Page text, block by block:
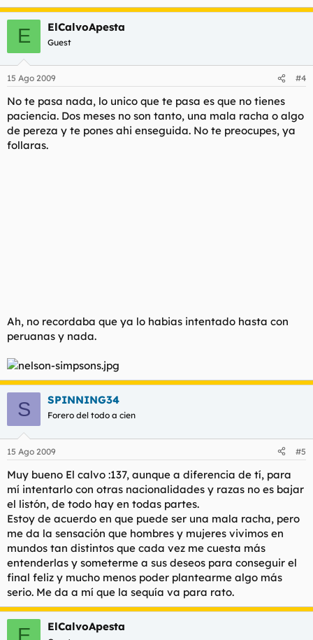
E ElCalvoApesta
Guest
15 Ago 2009 #4
No te pasa nada, lo unico que te pasa es que no tienes
paciencia. Dos meses no son tanto, una mala racha o algo
de pereza y te pones ahi enseguida. No te preocupes, ya
follaras.
Ah, no recordaba que ya lo habias intentado hasta con
peruanas y nada.
S SPINNING34
Forero del todo a cien
15 Ago 2009 #5
Muy bueno El calvo :137, aunque a diferencia de tí, para
mí intentarlo con otras nacionalidades y razas no es bajar
el listón, de todo hay en todas partes.
Estoy de acuerdo en que puede ser una mala racha, pero
me da la sensación que hombres y mujeres vivimos en
mundos tan distintos que cada vez me cuesta más
entenderlas y someterme a sus deseos para conseguir el
final feliz y mucho menos poder plantearme algo más
serio. Me da a mí que la sequía va para rato.
E ElCalvoApesta